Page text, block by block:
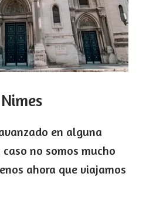
en alguna
no somos mucho
ahora que viajamos